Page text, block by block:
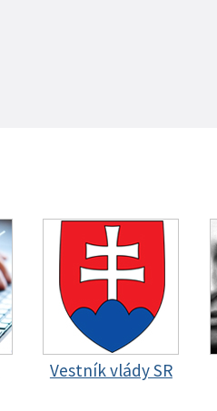
Vestník vlády SR